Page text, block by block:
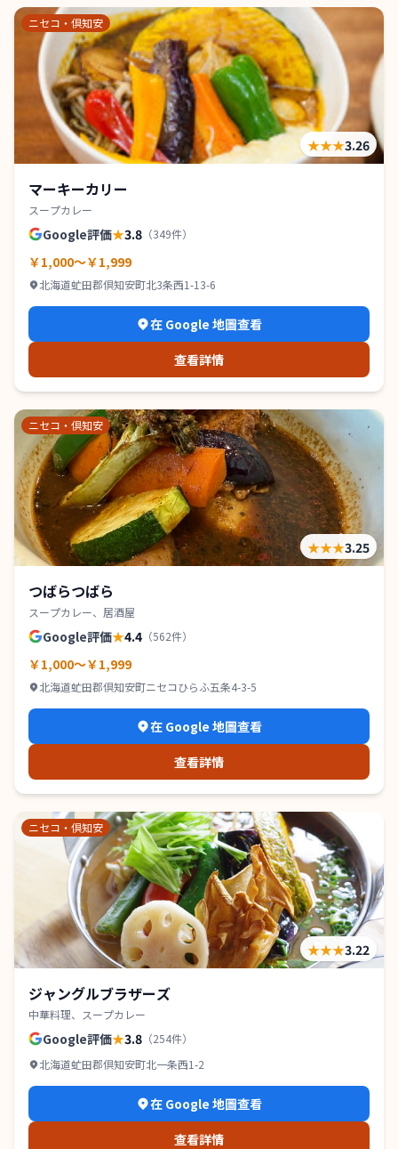
ニセコ・倶知安
★★★3.26
マーキーカリー
スープカレー
Google評価★3.8 （349件）
￥1,000～￥1,999
北海道虻田郡倶知安町北3条西1-13-6
在 Google 地圖查看
查看詳情
ニセコ・倶知安
★★★3.25
つばらつばら
スープカレー、居酒屋
Google評価★4.4 （562件）
￥1,000～￥1,999
北海道虻田郡倶知安町ニセコひらふ五条4-3-5
在 Google 地圖查看
查看詳情
ニセコ・倶知安
★★★3.22
ジャングルブラザーズ
中華料理、スープカレー
Google評価★3.8 （254件）
北海道虻田郡倶知安町北一条西1-2
在 Google 地圖查看
查看詳情